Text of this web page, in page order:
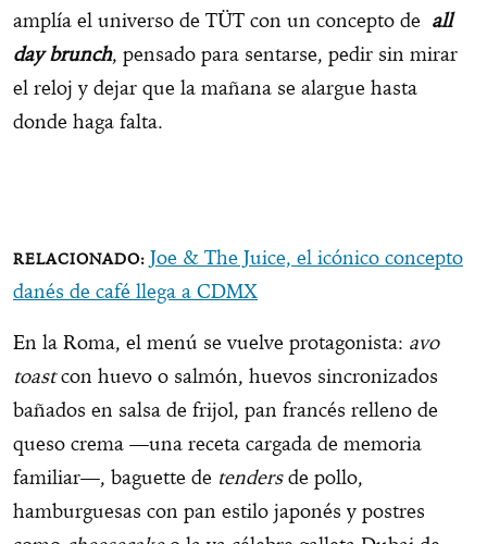
amplía el universo de TÜT con un concepto de all
day brunch, pensado para sentarse, pedir sin mirar
el reloj y dejar que la mañana se alargue hasta
donde haga falta.
Joe & The Juice, el icónico concepto
danés de café llega a CDMX
En la Roma, el menú se vuelve protagonista: avo
toastcon huevo o salmón, huevos sincronizados
bañados en salsa de frijol, pan francés relleno de
queso crema —una receta cargada de memoria
familiar—, baguette de tendersde pollo,
hamburguesas con pan estilo japonés y postres